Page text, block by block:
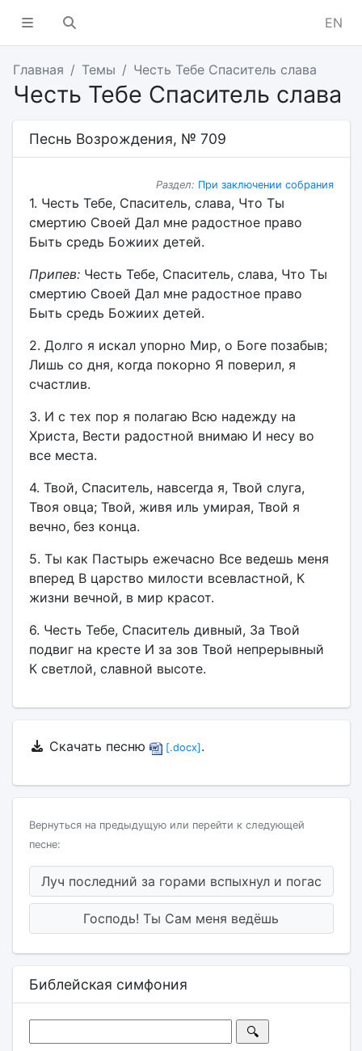
EN
Главная Темы Честь Тебе Спаситель слава
Честь Тебе Спаситель слава
Песнь Возрождения, № 709
Раздел: При заключении собрания
1. Честь Тебе, Спаситель, слава, Что Ты
смертию Своей Дал мне радостное право
Быть средь Божиих детей.
Припев:Честь Тебе, Спаситель, слава, Что Ты
смертию Своей Дал мне радостное право
Быть средь Божиих детей.
2. Долго я искал упорно Мир, о Боге позабыв;
Лишь со дня, когда покорно Я поверил, я
счастлив.
3. И с тех пор я полагаю Всю надежду на
Христа, Вести радостной внимаю И несу во
все места.
4. Твой, Спаситель, навсегда я, Твой слуга,
Твоя овца; Твой, живя иль умирая, Твой я
вечно, без конца.
5. Ты как Пастырь ежечасно Все ведешь меня
вперед В царство милости всевластной, К
жизни вечной, в мир красот.
6. Честь Тебе, Спаситель дивный, За Твой
подвиг на кресте И за зов Твой непрерывный
К светлой, славной высоте.
Скачать песню [.docx] .
Вернуться на предыдущую или перейти к следующей
песне:
Луч последний за горами вспыхнул и погас
Господь! Ты Сам меня ведёшь
Библейская симфония